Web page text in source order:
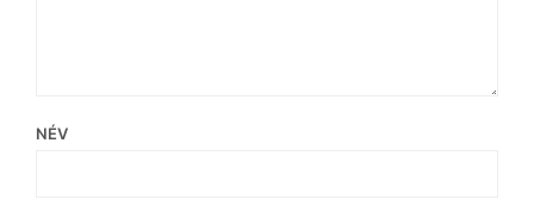
NÉV